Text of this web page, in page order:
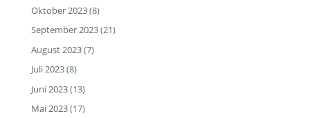
Oktober 2023(8)
September 2023(21)
August 2023(7)
Juli 2023(8)
Juni 2023(13)
Mai 2023(17)